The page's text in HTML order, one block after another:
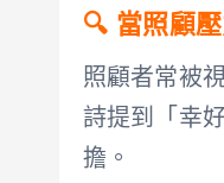
🔍 當照顧
照顧者常被
詩提到「幸
擔。